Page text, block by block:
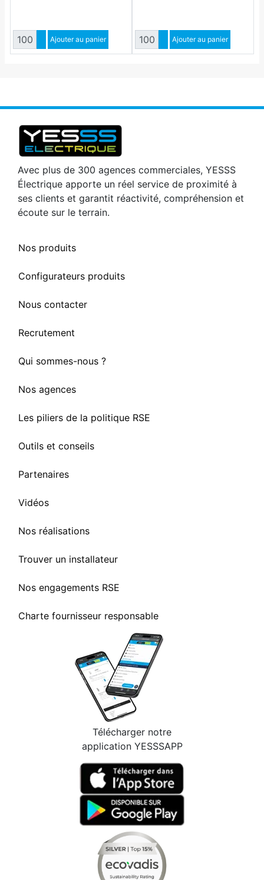
QuantitéAugmenter quantité
Diminuer quantité
Ajouter au panier QuantitéAugmenter quantité
Diminuer quantité
Ajouter au panier
Avec plus de 300 agences commerciales, YESSS
Électrique apporte un réel service de proximité à
ses clients et garantit réactivité, compréhension et
écoute sur le terrain.
Nos produits
Configurateurs produits
Nous contacter
Recrutement
Qui sommes-nous ?
Nos agences
Les piliers de la politique RSE
Outils et conseils
Partenaires
Vidéos
Nos réalisations
Trouver un installateur
Nos engagements RSE
Charte fournisseur responsable
Télécharger notre
application YESSSAPP